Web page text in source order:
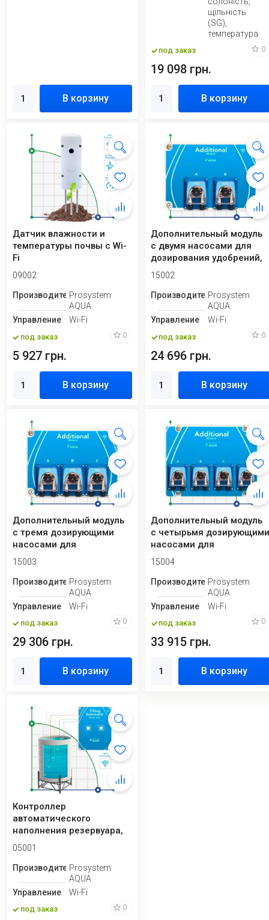
В корзину
щільність
(SG),
температура
под заказ 0
19 098 грн.
В корзину
Датчик влажности и
температуры почвы с Wi-
Fi
09002
ПроизводительProsystem
AQUA
Управление
Wi-Fi
под заказ 0
5 927 грн.
В корзину
Дополнительный модуль
с двумя насосами для
дозирования удобрений,
питательных...
15002
ПроизводительProsystem
AQUA
Управление
Wi-Fi
под заказ 0
24 696 грн.
В корзину
Дополнительный модуль
с тремя дозирующими
насосами для
добавления
питательных...
15003
ПроизводительProsystem
AQUA
Управление
Wi-Fi
под заказ 0
29 306 грн.
В корзину
Дополнительный модуль
с четырьмя
насосами для
добавления удобрени...
15004
ПроизводительProsystem
AQUA
Управление
Wi-Fi
под заказ 0
33 915 грн.
В корзину
Контроллер
автоматического
наполнения резервуара,
емкости, бочки для воды
с WiFi
05001
ПроизводительProsystem
AQUA
Управление
Wi-Fi
под заказ 0